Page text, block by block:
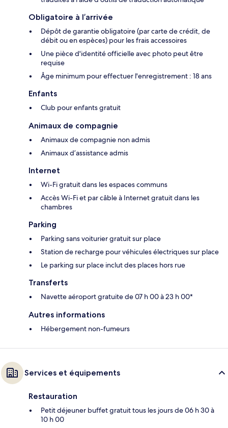
Obligatoire à l’arrivée
Dépôt de garantie obligatoire (par carte de crédit, de
débit ou en espèces) pour les frais accessoires
Une pièce d'identité officielle avec photo peut être
requise
Âge minimum pour effectuer l'enregistrement : 18 ans
Enfants
Club pour enfants gratuit
Animaux de compagnie
Animaux de compagnie non admis
Animaux d’assistance admis
Internet
Wi-Fi gratuit dans les espaces communs
Accès Wi-Fi et par câble à Internet gratuit dans les
chambres
Parking
Parking sans voiturier gratuit sur place
Station de recharge pour véhicules électriques sur place
Le parking sur place inclut des places hors rue
Transferts
Navette aéroport gratuite de 07 h 00 à 23 h 00*
Autres informations
Hébergement non-fumeurs
Services et équipements
Restauration
Petit déjeuner buffet gratuit tous les jours de 06 h 30 à
10 h 00